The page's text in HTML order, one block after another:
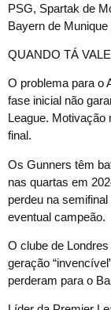
PSG, Spartak de
Bayern de
QUANDO TÁ
O problema para o
fase inicial não
League. Motivação
final.
Os Gunners têm
nas quartas em
perdeu na
eventual campeão.
O clube de
geração
perderam para o